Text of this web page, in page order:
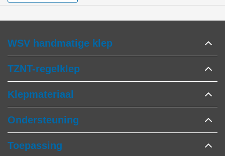
WSV handmatige klep
TZNT-regelklep
Klepmateriaal
Ondersteuning
Toepassing